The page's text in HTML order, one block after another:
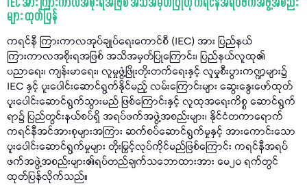
IEC အား ကြားကာလအစိုးရအဖြစ် အသိအမှတ်ပြုဟု ကရင်နီအရပ်ဖက်အဖွဲ့အစည်း
များ ထုတ်ပြန်
ကရင်နီ ကြားကာလအုပ်ချုပ်ရေးကောင်စီ (IEC) အား ပြည်နယ်
ကြားကာလအစိုးရအဖြစ် အသိအမှတ်ပြုကြောင်း၊ ပြည်နယ်လူထု၏
ပညာရေး၊ ကျန်းမာရေး၊ လူမှုဖွံ့ဖြိုးတိုးတက်ရေးနှင့် လူမှုစီးပွားကဏ္ဍများ၌
IEC နှင့် ပူးပေါင်းဆောင်ရွက်နိုင်မည့် လမ်းကြောင်းများ ဆွေးနွေးဖော်ထုတ်
ပူးပေါင်းဆောင်ရွက်သွားမည် ဖြစ်ကြောင်းနှင့် လူထုအရေးကိစ္စ ဆောင်ရွက်
ရာ၌ ပြည်တွင်းနယ်စပ်ရှိ အရပ်ဖက်အဖွဲ့အစည်းများ၊ နိုင်ငံတကာရောက်
ကရင်နီအင်အားစုများအကြား ဆက်စပ်ဆောင်ရွက်မှုနှင့် အားကောင်းသော
ပူးပေါင်းဆောင်ရွက်မှုများ တိုးမြှင့်လုပ်ကိုင်မည်ဖြစ်ကြောင်း ကရင်နီအရပ်
ဖက်အဖွဲ့အစည်းများ၏ရပ်တည်ချက်သဘောထားအား မေ၂၀ ရက်တွင်
ထုတ်ပြန်လိုက်သည်။